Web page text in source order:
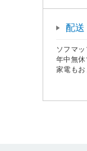
配送
ソフマ
年中無
家電もお